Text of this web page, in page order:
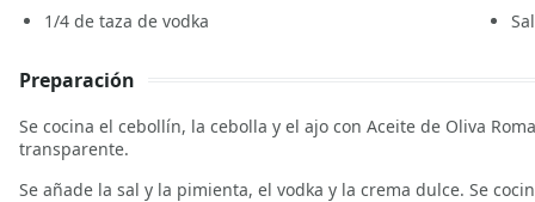
1/4 de taza de vodka Sal
Preparación
Se cocina el cebollín, la cebolla y el ajo con Aceite de Oliva
transparente.
Se añade la sal y la pimienta, el vodka y la crema dulce. Se